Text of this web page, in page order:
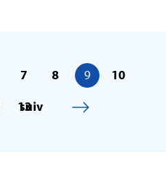
7 8 9
10
13
suiv